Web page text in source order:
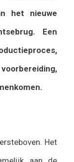
het nieuwe
Een
Het